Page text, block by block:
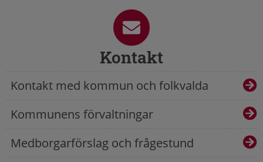
Kontakt
Kontakt med kommun och folkvalda
Kommunens förvaltningar
Medborgarförslag och frågestund